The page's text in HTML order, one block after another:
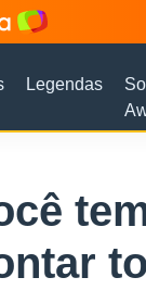
Legendas